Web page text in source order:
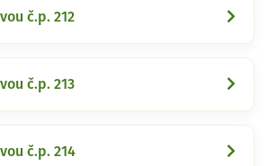
č.p. 212
č.p. 213
č.p. 214